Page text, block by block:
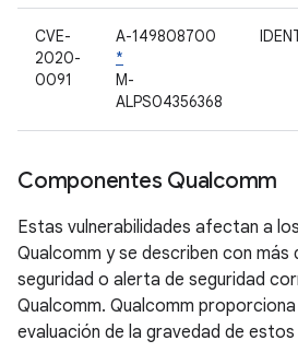
CVE-
2020-
0091
A-149808700
*
M-
ALPS04356368
Componentes Qualcomm
Estas vulnerabilidades afectan a
Qualcomm y se describen con más
seguridad o alerta de seguridad
Qualcomm. Qualcomm
evaluación de la gravedad de